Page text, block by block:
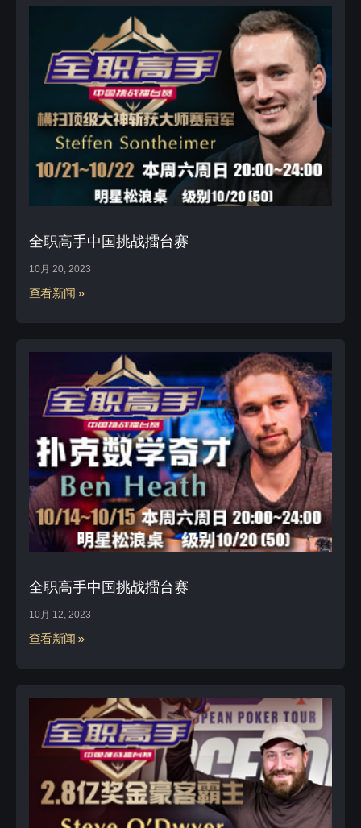
全职高手中国挑战擂台赛
10月 20, 2023
查看新闻 »
全职高手中国挑战擂台赛
10月 12, 2023
查看新闻 »